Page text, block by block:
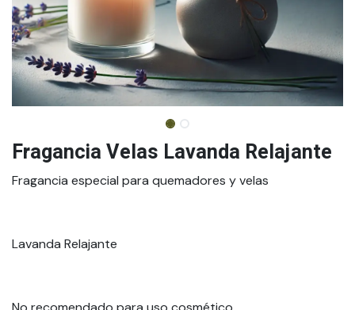
Fragancia Velas Lavanda Relajante
Fragancia especial para quemadores y velas
Lavanda Relajante